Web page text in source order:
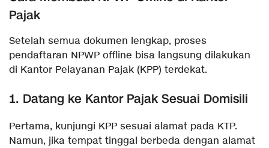
Pajak
Setelah semua dokumen lengkap, proses
pendaftaran NPWP offline bisa langsung dilakukan
di Kantor Pelayanan Pajak (KPP) terdekat.
1. Datang ke Kantor Pajak Sesuai Domisili
Pertama, kunjungi KPP sesuai alamat pada KTP.
Namun, jika tempat tinggal berbeda dengan alamat